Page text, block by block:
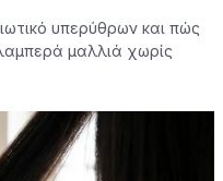
υπερύθρων και πώς
μαλλιά χωρίς